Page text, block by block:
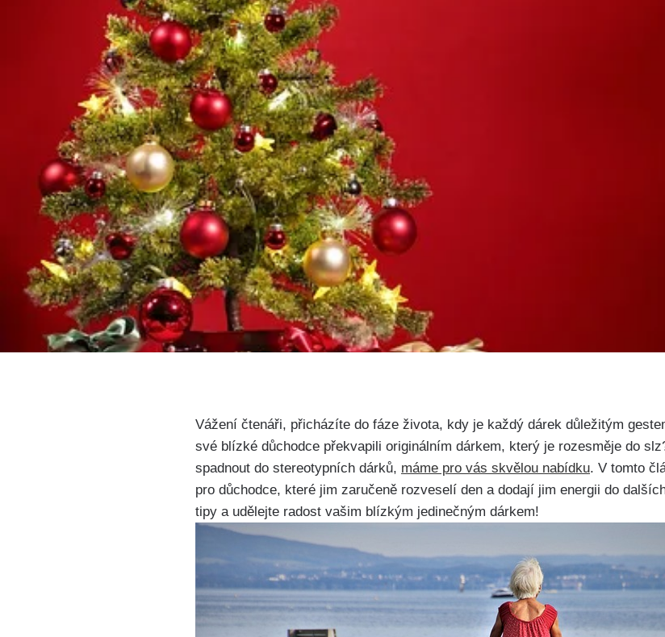
Vážení čtenáři, přicházíte do fáze života, kdy je každý dárek důležitým
své blízké důchodce překvapili originálním dárkem, který je rozesměje do
spadnout do stereotypních dárků, máme pro vás skvělou nabídku. V tomto
pro důchodce, které jim zaručeně rozveselí den a dodají jim energii do
tipy a udělejte radost vašim blízkým jedinečným dárkem!